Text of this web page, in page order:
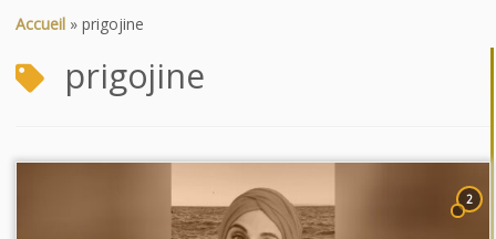
auAccueil » prigojine
prigojine
2